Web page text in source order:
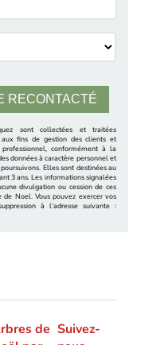
sont collectées et traitées
fins de gestion des clients et
conformément à la
données à caractère personnel et
Elles sont destinées au
3 ans. Les informations signalées
divulgation ou cession de ces
de Noel. Vous pouvez exercer vos
à l’adresse suivante :
de Suivez-